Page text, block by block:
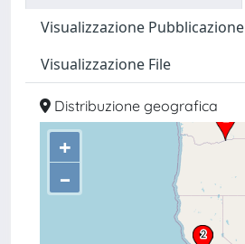
Visualizzazione Pubblicazione
Visualizzazione File
Distribuzione geografica
+
–